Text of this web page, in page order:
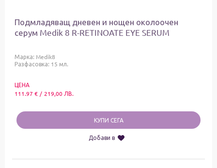
Подмладяващ дневен и нощен околоочен
серум Medik 8 R-RETINOATE EYE SERUM
Марка: Medik8
Разфасовка: 15 мл.
ЦЕНА
111.97 € / 219,00 ЛВ.
КУПИ СЕГА
Добави в